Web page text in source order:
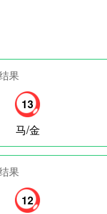
果
13
马/金
果
12